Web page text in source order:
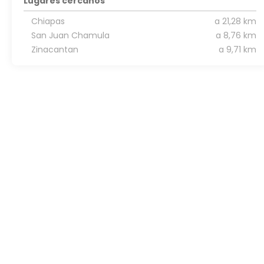
Chiapas
a 21,28 km
San Juan Chamula
a 8,76 km
Zinacantan
a 9,71 km